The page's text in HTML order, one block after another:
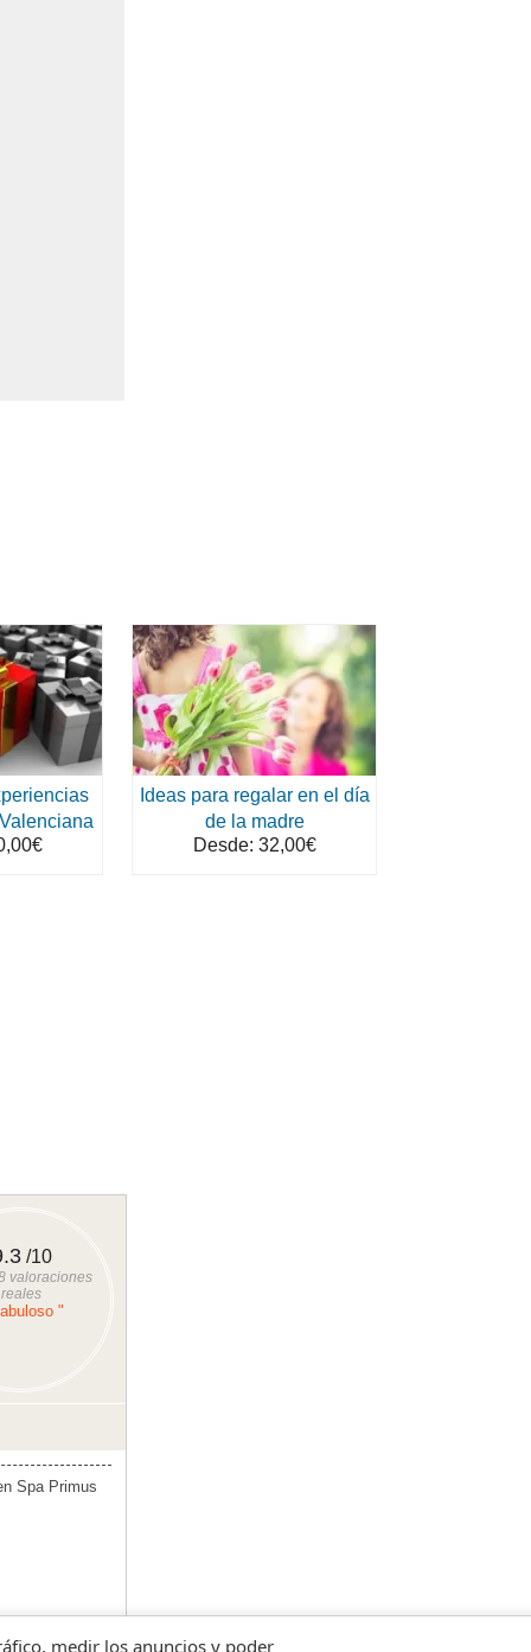
Ideas para regalar en el día
de la madre
Desde: 32,00€
/10
valoraciones
reales
"
Spa Primus
Valenciamedir los anuncios y poder